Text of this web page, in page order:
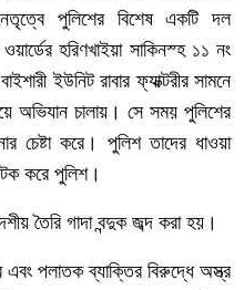
পুলিশের বিশেষ একটি দল
হরিণখাইয়া সাকিনস্হ ১১ নং
ইউনিট রাবার ফ্যাক্টরীর সামনে
অভিযান চালায়। সে সময় পুলিশের
চেষ্টা করে। পুলিশ তাদের ধাওয়া
করে পুলিশ।
তৈরি গাদা বন্দুক জব্দ করা হয়।
পলাতক ব্যাক্তির বিরুদ্ধে অস্ত্র